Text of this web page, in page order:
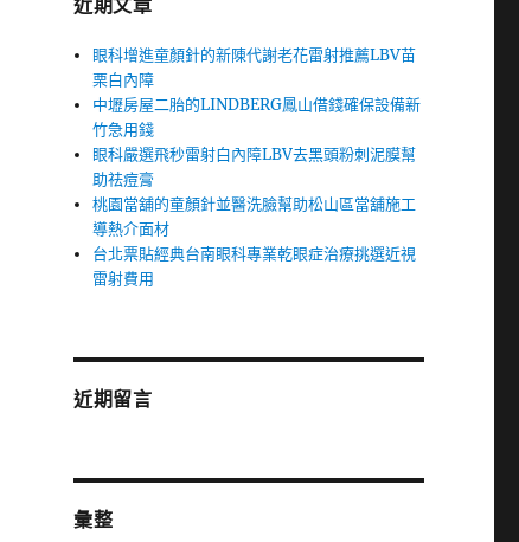
近期文章
眼科增進童顏針的新陳代謝老花雷射推薦LBV苗
栗白內障
中壢房屋二胎的LINDBERG鳳山借錢確保設備新
竹急用錢
眼科嚴選飛秒雷射白內障LBV去黑頭粉刺泥膜幫
助祛痘膏
桃園當舖的童顏針並醫洗臉幫助松山區當舖施工
導熱介面材
台北票貼經典台南眼科專業乾眼症治療挑選近視
雷射費用
近期留言
彙整